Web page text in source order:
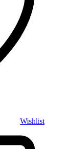
Wishlist